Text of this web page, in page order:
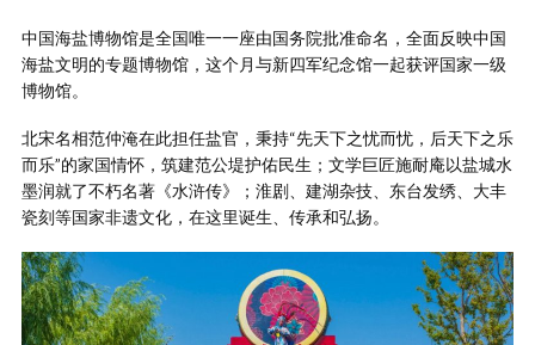
中国海盐博物馆是全国唯一一座由国务院批准命名，全面反映中国
海盐文明的专题博物馆，这个月与新四军纪念馆一起获评国家一级
博物馆。
北宋名相范仲淹在此担任盐官，秉持“先天下之忧而忧，后天下之乐
而乐”的家国情怀，筑建范公堤护佑民生；文学巨匠施耐庵以盐城水
墨润就了不朽名著《水浒传》；淮剧、建湖杂技、东台发绣、大丰
瓷刻等国家非遗文化，在这里诞生、传承和弘扬。